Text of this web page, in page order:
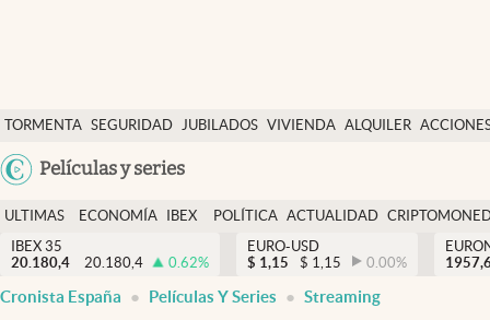
TORMENTA SEGURIDAD JUBILADOS VIVIENDA ALQUILER
USA
Películas y series
Economía y finanzas
Política
Actualidad
Criptomonedas
España
ULTIMAS
NOTICIAS
ECONOMÍA
FINANZAS
IBEX
EURO
POLÍTICA ACTUALIDAD
IBEX 35
20.180,4
20.180,4 0.62%
EURO-USD
$ 1,15 $ 1,15 0.00%
Cronista España Películas Y Series Streaming